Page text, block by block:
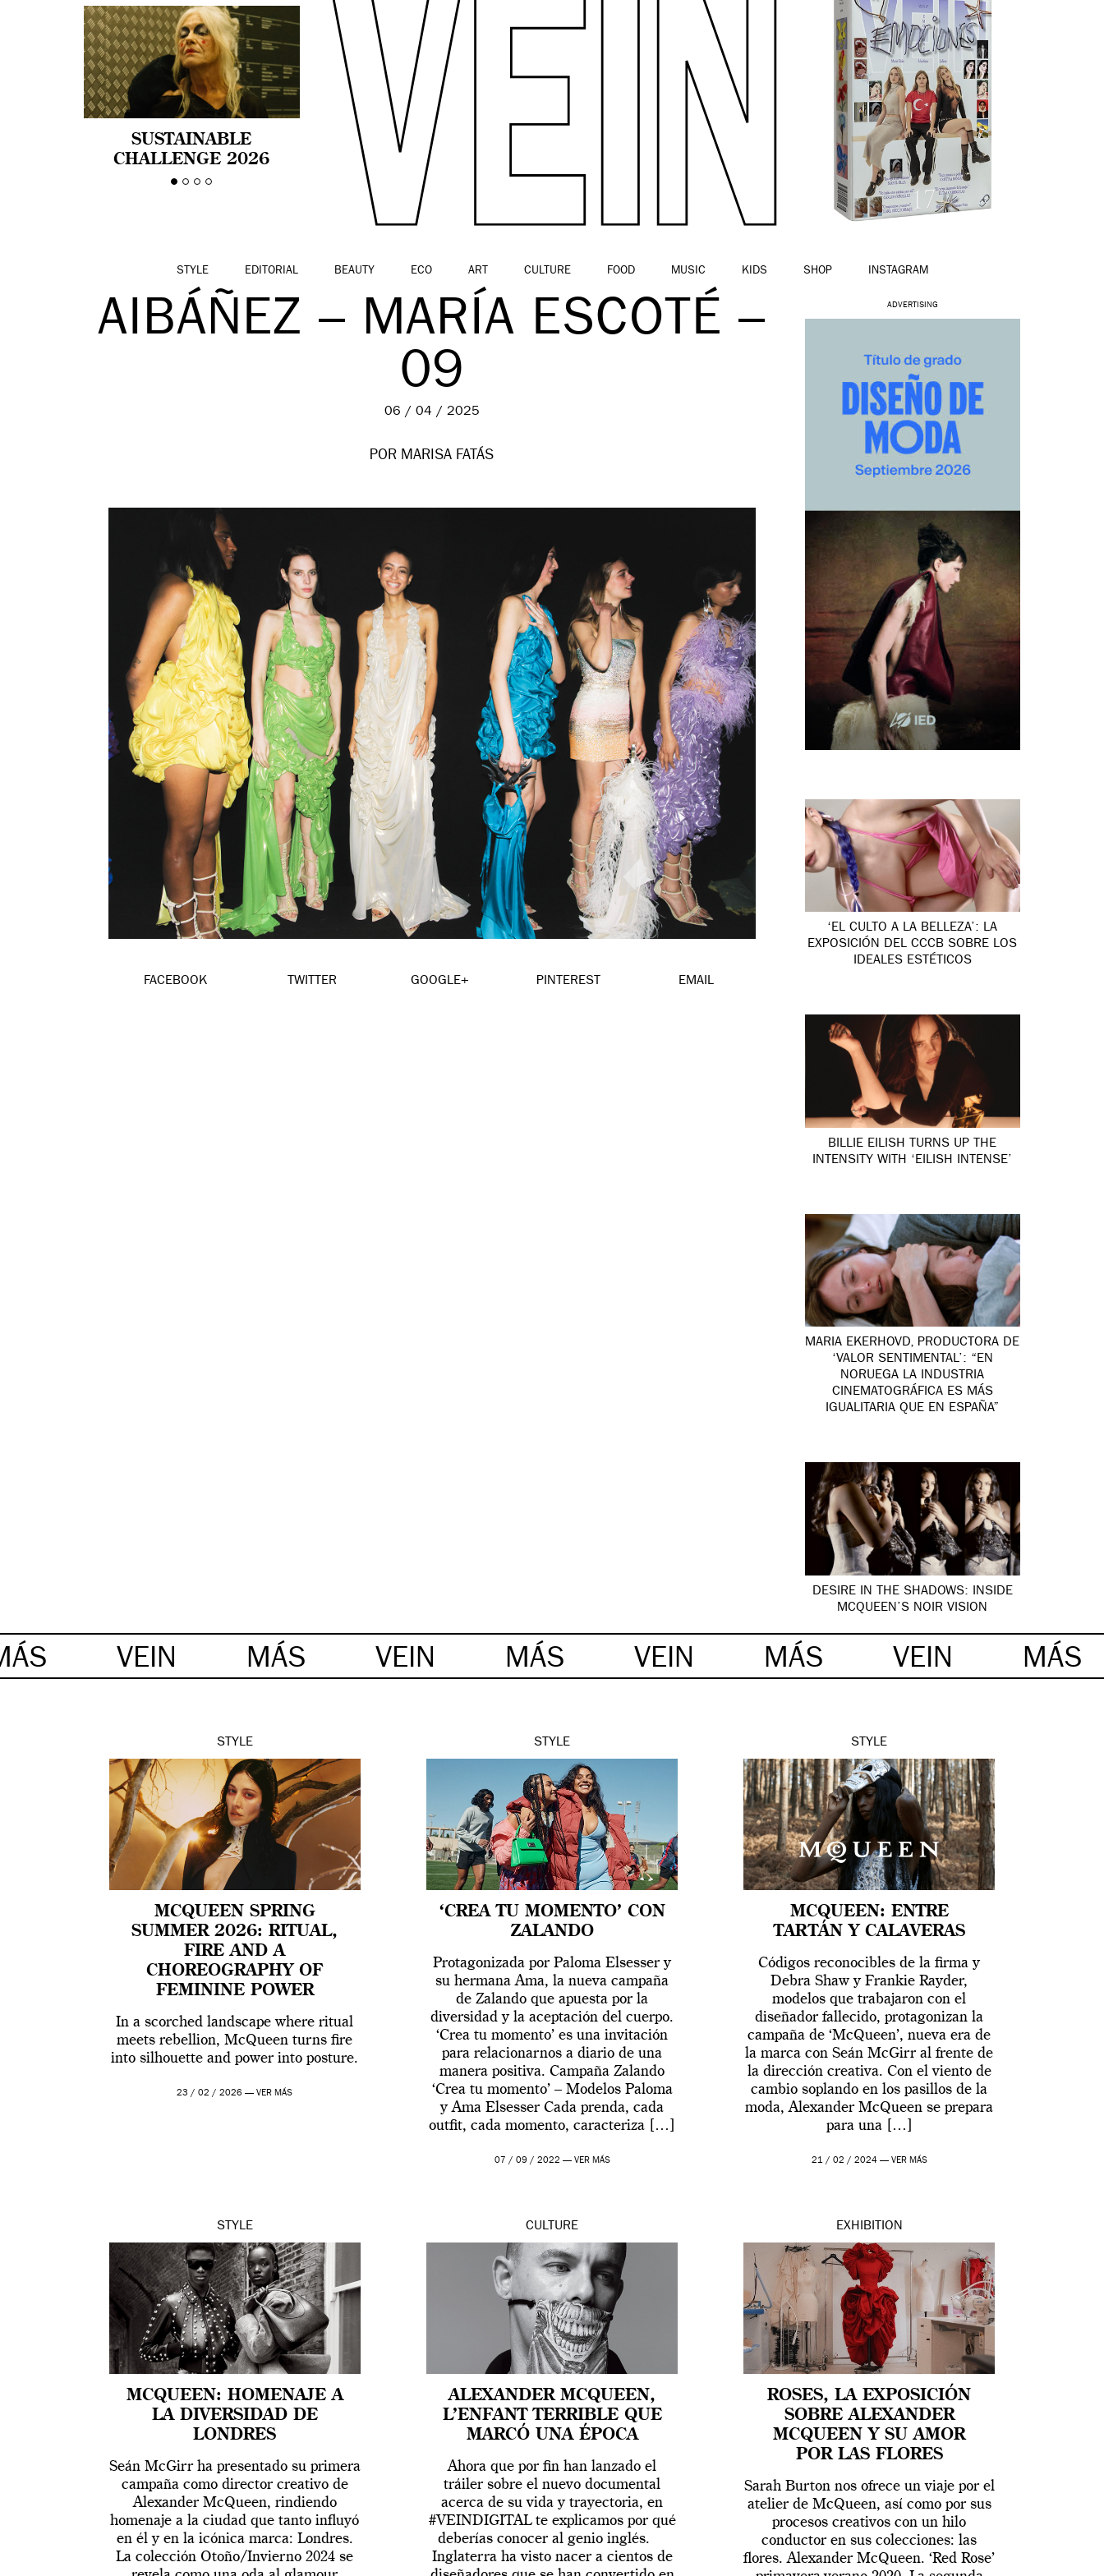
SUSTAINABLE
CHALLENGE 2026
CELEBRA LA
STYLE EDITORIAL BEAUTY ECO ART CULTURE FOOD MUSIC KIDS SHOP INSTAGRAM
AIBÁÑEZ – MARÍA ESCOTÉ –
09
06 / 04 / 2025
POR MARISA FATÁS
FACEBOOK TWITTER GOOGLE+ PINTEREST EMAIL
ADVERTISING
‘EL CULTO A LA BELLEZA’: LA
EXPOSICIÓN DEL CCCB SOBRE LOS
IDEALES ESTÉTICOS
BILLIE EILISH TURNS UP THE
INTENSITY WITH ‘EILISH INTENSE’
MARIA EKERHOVD, PRODUCTORA DE
‘VALOR SENTIMENTAL’: “EN
NORUEGA LA INDUSTRIA
CINEMATOGRÁFICA ES MÁS
IGUALITARIA QUE EN ESPAÑA”
DESIRE IN THE SHADOWS: INSIDE
MCQUEEN’S NOIR VISION
VEIN MÁS VEIN MÁS VEIN MÁS VEIN MÁS
STYLE
MCQUEEN SPRING
SUMMER 2026: RITUAL,
FIRE AND A
CHOREOGRAPHY OF
FEMININE POWER
In a scorched landscape where ritual
meets rebellion, McQueen turns fire
into silhouette and power into posture.
23 / 02 / 2026 —VER MÁS
STYLE
‘CREA TU MOMENTO’ CON
ZALANDO
Protagonizada por Paloma Elsesser y
su hermana Ama, la nueva campaña
de Zalando que apuesta por la
diversidad y la aceptación del cuerpo.
‘Crea tu momento’ es una invitación
para relacionarnos a diario de una
manera positiva. Campaña Zalando
‘Crea tu momento’ – Modelos Paloma
y Ama Elsesser Cada prenda, cada
outfit, cada momento, caracteriza […]
07 / 09 / 2022 — VER MÁS
STYLE
MCQUEEN: ENTRE
TARTÁN Y CALAVERAS
Códigos reconocibles de la firma y
Debra Shaw y Frankie Rayder,
modelos que trabajaron con el
diseñador fallecido, protagonizan la
campaña de ‘McQueen’, nueva era de
la marca con Seán McGirr al frente de
la dirección creativa. Con el viento de
cambio soplando en los pasillos de la
moda, Alexander McQueen se prepara
para una […]
21 / 02 / 2024 — VER MÁS
STYLE
MCQUEEN: HOMENAJE A
LA DIVERSIDAD DE
LONDRES
Seán McGirr ha presentado su primera
campaña como director creativo de
Alexander McQueen, rindiendo
homenaje a la ciudad que tanto influyó
en él y en la icónica marca: Londres.
La colección Otoño/Invierno 2024 se
CULTURE
ALEXANDER MCQUEEN,
L’ENFANT TERRIBLE QUE
MARCÓ UNA ÉPOCA
Ahora que por fin han lanzado el
tráiler sobre el nuevo documental
acerca de su vida y trayectoria, en
#VEINDIGITAL te explicamos por qué
deberías conocer al genio inglés.
Inglaterra ha visto nacer a cientos de
EXHIBITION
ROSES, LA EXPOSICIÓN
SOBRE ALEXANDER
MCQUEEN Y SU AMOR
POR LAS FLORES
Sarah Burton nos ofrece un viaje por el
atelier de McQueen, así como por sus
procesos creativos con un hilo
conductor en sus colecciones: las
flores. Alexander McQueen. ‘Red Rose’